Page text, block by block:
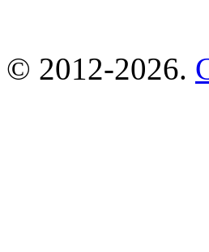
© 2012-2026.